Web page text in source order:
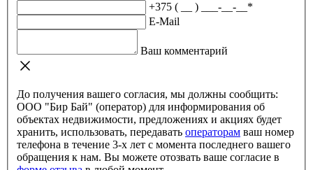
+375 ( __ ) ___-__-__ *
E-Mail
Ваш комментарий
До получения вашего согласия, мы должны сообщить:
ООО "Бир Бай" (оператор) для информирования об
объектах недвижимости, предложениях и акциях будет
хранить, использовать, передавать операторам
телефона в течение 3-х лет с момента последнего вашего
обращения к нам. Вы можете отозвать ваше согласие в